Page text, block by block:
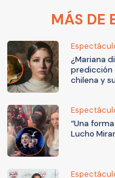
MÁS DE
¿Mariana
predicción
chilena y
“Una
Lucho